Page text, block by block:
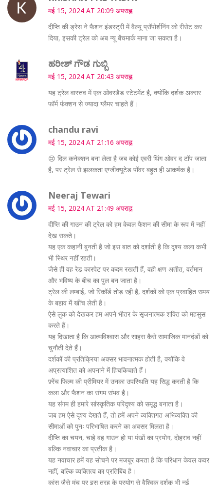
मई 15, 2024 AT 20:09 अपराह्न
दीप्ति की ड्रेस ने फैशन इंडस्ट्री में वैल्यू प्रॉपोर्शनिंग को रीसेट कर
दिया, इसकी ट्रेल को अब न्यू बेंचमार्क माना जा सकता है।
ಹರೀಶ್ ಗೌಡ ಗುಬ್ಬಿ
मई 15, 2024 AT 20:43 अपराह्न
यह ट्रेल वास्तव में एक ओवरडैड स्टेटमेंट है, क्योंकि दर्शक अक्सर
फॉर्म फंक्शन से ज्यादा ग्लैमर चाहते हैं।
chandu ravi
मई 15, 2024 AT 21:16 अपराह्न
😢 दिल कनेक्शन बना लेता है जब कोई एवरी थिंग ओवर द टॉप जाता
है, पर ट्रेल से झलकता एग्जीक्यूटेड पॉवर बहुत ही आकर्षक है।
Neeraj Tewari
मई 15, 2024 AT 21:49 अपराह्न
दीप्ति की गाउन की ट्रेल को हम केवल फैशन की सीमा के रूप में नहीं
देख सकते।
यह एक कहानी बुनती है जो इस बात को दर्शाती है कि दृश्य कला कभी
भी स्थिर नहीं रहती।
जैसे ही वह रेड कारपेट पर कदम रखती हैं, वही क्षण अतीत, वर्तमान
और भविष्य के बीच का पुल बन जाता है।
ट्रेल की लम्बाई, जो रिकॉर्ड तोड़ रही है, दर्शकों को एक प्रवाहित समय
के बहाव में खींच लेती है।
ऐसे लुक को देखकर हम अपने भीतर के सृजनात्मक शक्ति को महसुस
करते हैं।
यह दिखाता है कि आत्मविश्वास और साहस कैसे सामाजिक मानदंडों को
चुनौती देते हैं।
दर्शकों की प्रतिक्रिया अक्सर भावनात्मक होती है, क्योंकि वे
अप्रत्याशित को अपनाने में हिचकिचाते हैं।
फ़्रेंच फिल्म की प्रीमियर में उनका उपस्थिति यह सिद्ध करती है कि
कला और फैशन का संगम संभव है।
यह संगम ही हमारे सांस्कृतिक परिदृश्य को समृद्ध बनाता है।
जब हम ऐसे दृश्य देखते हैं, तो हमें अपने व्यक्तिगत अभिव्यक्ति की
सीमाओं को पुनः परिभाषित करने का अवसर मिलता है।
दीप्ति का चयन, चाहे वह गाउन हो या पंखों का प्रयोग, दोहराव नहीं
बल्कि नवाचार का प्रतीक है।
यह नवाचार हमें यह सोचने पर मजबूर करता है कि परिधान केवल कवर
नहीं, बल्कि व्यक्तित्व का प्रतिबिंब है।
कांस जैसे मंच पर इस तरह के प्रयोग से वैश्विक दर्शक भी नई